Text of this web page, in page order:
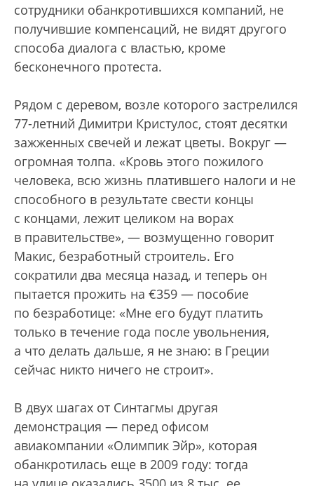
сотрудники обанкротившихся компаний, не
получившие компенсаций, не видят другого
способа диалога с властью, кроме
бесконечного протеста.
Рядом с деревом, возле которого застрелился
77-летний Димитри Кристулос, стоят десятки
зажженных свечей и лежат цветы. Вокруг —
огромная толпа. «Кровь этого пожилого
человека, всю жизнь платившего налоги и не
способного в результате свести концы
с концами, лежит целиком на ворах
в правительстве», — возмущенно говорит
Макис, безработный строитель. Его
сократили два месяца назад, и теперь он
пытается прожить на €359 — пособие
по безработице: «Мне его будут платить
только в течение года после увольнения,
а что делать дальше, я не знаю: в Греции
сейчас никто ничего не строит».
В двух шагах от Синтагмы другая
демонстрация — перед офисом
авиакомпании «Олимпик Эйр», которая
обанкротилась еще в 2009 году: тогда